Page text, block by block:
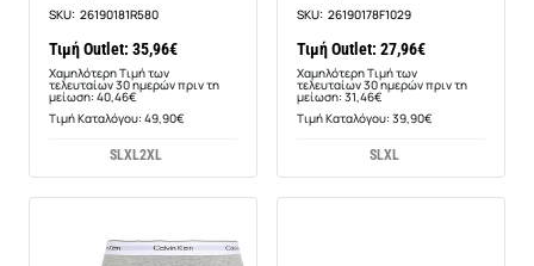
SKU: 26190181R580
Τιμή Outlet: 35,96€
Χαμηλότερη Τιμή των
τελευταίων 30 ημερών πριν τη
μείωση: 40,46€
Τιμή Καταλόγου: 49,90€
SLXL2XL
SKU: 26190178F1029
Τιμή Outlet: 27,96€
Χαμηλότερη Τιμή των
τελευταίων 30 ημερών πριν τη
μείωση: 31,46€
Τιμή Καταλόγου: 39,90€
SLXL